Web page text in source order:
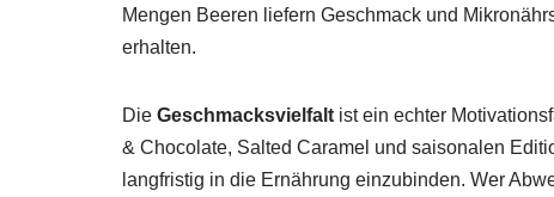
Mengen Beeren liefern Geschmack und
erhalten.
Die Geschmacksvielfalt ist ein echter
& Chocolate, Salted Caramel und saisonalen
langfristig in die Ernährung einzubinden. Wer